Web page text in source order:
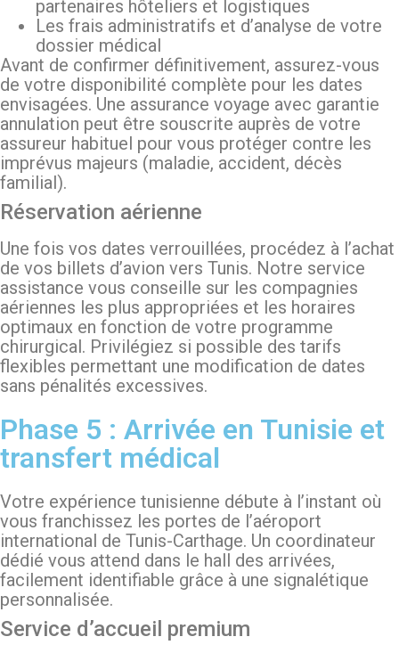
partenaires hôteliers et logistiques
Les frais administratifs et d’analyse de votre
dossier médical
Avant de confirmer définitivement, assurez-vous
de votre disponibilité complète pour les dates
envisagées. Une assurance voyage avec garantie
annulation peut être souscrite auprès de votre
assureur habituel pour vous protéger contre les
imprévus majeurs (maladie, accident, décès
familial).
Réservation aérienne
Une fois vos dates verrouillées, procédez à l’achat
de vos billets d’avion vers Tunis. Notre service
assistance vous conseille sur les compagnies
aériennes les plus appropriées et les horaires
optimaux en fonction de votre programme
chirurgical. Privilégiez si possible des tarifs
flexibles permettant une modification de dates
sans pénalités excessives.
Phase 5 : Arrivée en Tunisie et
transfert médical
Votre expérience tunisienne débute à l’instant où
vous franchissez les portes de l’aéroport
international de Tunis-Carthage. Un coordinateur
dédié vous attend dans le hall des arrivées,
facilement identifiable grâce à une signalétique
personnalisée.
Service d’accueil premium